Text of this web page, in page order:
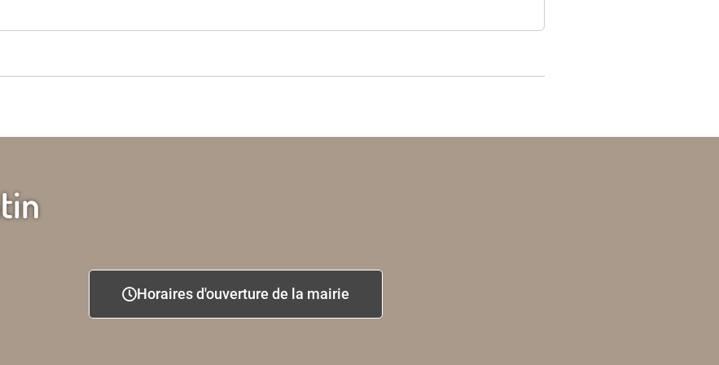
Horaires d'ouverture de la mairie